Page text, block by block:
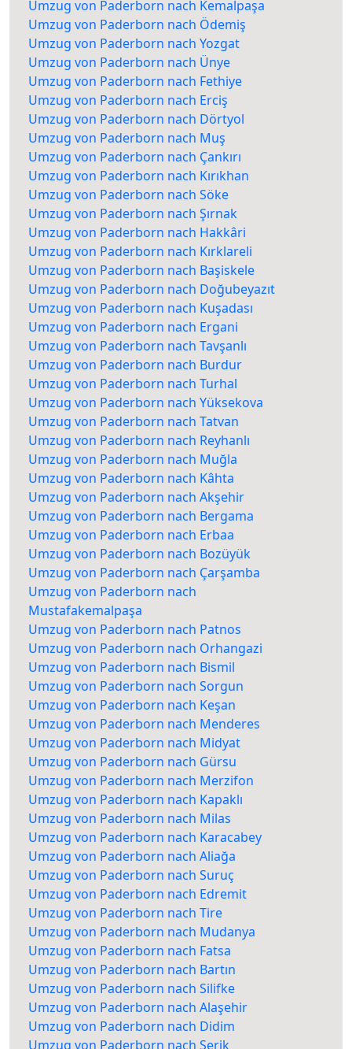
Umzug von Paderborn nach Kemalpaşa
Umzug von Paderborn nach Ödemiş
Umzug von Paderborn nach Yozgat
Umzug von Paderborn nach Ünye
Umzug von Paderborn nach Fethiye
Umzug von Paderborn nach Erciş
Umzug von Paderborn nach Dörtyol
Umzug von Paderborn nach Muş
Umzug von Paderborn nach Çankırı
Umzug von Paderborn nach Kırıkhan
Umzug von Paderborn nach Söke
Umzug von Paderborn nach Şırnak
Umzug von Paderborn nach Hakkâri
Umzug von Paderborn nach Kırklareli
Umzug von Paderborn nach Başiskele
Umzug von Paderborn nach Doğubeyazıt
Umzug von Paderborn nach Kuşadası
Umzug von Paderborn nach Ergani
Umzug von Paderborn nach Tavşanlı
Umzug von Paderborn nach Burdur
Umzug von Paderborn nach Turhal
Umzug von Paderborn nach Yüksekova
Umzug von Paderborn nach Tatvan
Umzug von Paderborn nach Reyhanlı
Umzug von Paderborn nach Muğla
Umzug von Paderborn nach Kâhta
Umzug von Paderborn nach Akşehir
Umzug von Paderborn nach Bergama
Umzug von Paderborn nach Erbaa
Umzug von Paderborn nach Bozüyük
Umzug von Paderborn nach Çarşamba
Umzug von Paderborn nach
Mustafakemalpaşa
Umzug von Paderborn nach Patnos
Umzug von Paderborn nach Orhangazi
Umzug von Paderborn nach Bismil
Umzug von Paderborn nach Sorgun
Umzug von Paderborn nach Keşan
Umzug von Paderborn nach Menderes
Umzug von Paderborn nach Midyat
Umzug von Paderborn nach Gürsu
Umzug von Paderborn nach Merzifon
Umzug von Paderborn nach Kapaklı
Umzug von Paderborn nach Milas
Umzug von Paderborn nach Karacabey
Umzug von Paderborn nach Aliağa
Umzug von Paderborn nach Suruç
Umzug von Paderborn nach Edremit
Umzug von Paderborn nach Tire
Umzug von Paderborn nach Mudanya
Umzug von Paderborn nach Fatsa
Umzug von Paderborn nach Bartın
Umzug von Paderborn nach Silifke
Umzug von Paderborn nach Alaşehir
Umzug von Paderborn nach Didim
Umzug von Paderborn nach Serik